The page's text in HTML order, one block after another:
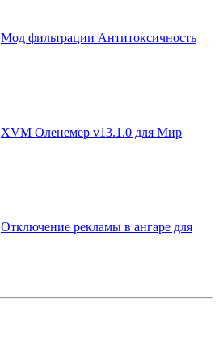
Мод фильтрации Антитоксичность
XVM Оленемер v13.1.0 для Мир
Отключение рекламы в ангаре для